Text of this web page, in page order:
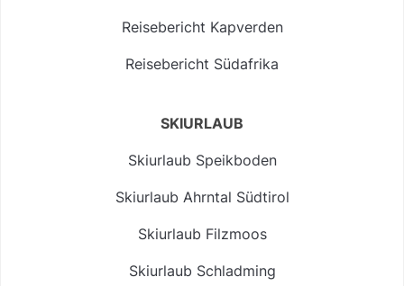
Reisebericht Kapverden
Reisebericht Südafrika
SKIURLAUB
Skiurlaub Speikboden
Skiurlaub Ahrntal Südtirol
Skiurlaub Filzmoos
Skiurlaub Schladming